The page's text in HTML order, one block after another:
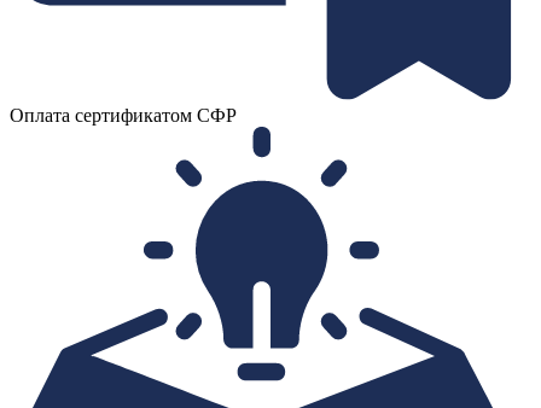
Оплата сертификатом СФР